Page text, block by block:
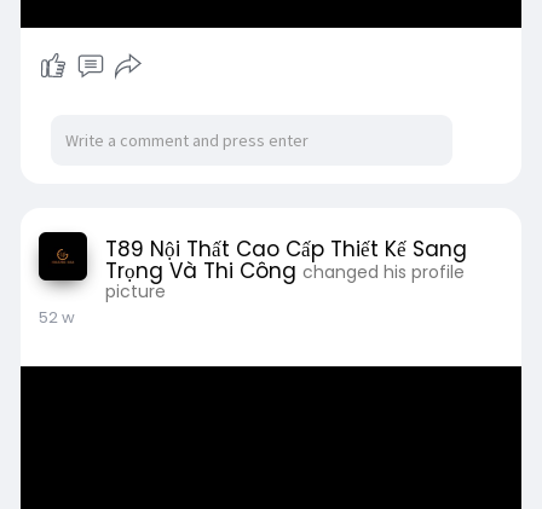
T89 Nội Thất Cao Cấp Thiết Kế Sang
Trọng Và Thi Công changed his profile
picture
52 w